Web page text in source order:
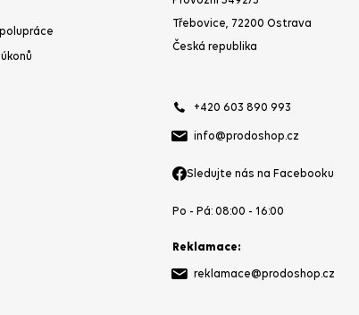
republice
Provozní 5492/3
Třebovice, 72200 Ostrava
+420 603 890 993
info@prodoshop.cz